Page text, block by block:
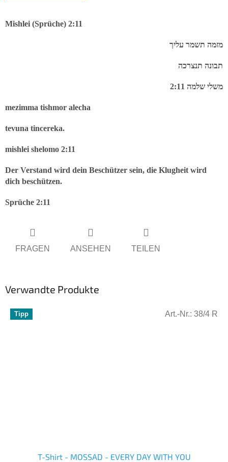
Mishlei (Sprüche) 2:11
מזמה תשמר עליך
תבונה תנצרכה
משלי שלמה
mezimma tishmor alecha
tevuna tincereka.
mishlei shelomo 2:11
Der Verstand wird dein Beschützer sein, die Klugheit wird
dich beschützen.
Sprüche 2:11
FRAGEN ANSEHEN TEILEN
Verwandte Produkte
Tipp
T-Shirt - MOSSAD - EVERY DAY WITH YOU
Art.-Nr.: 38/4 R